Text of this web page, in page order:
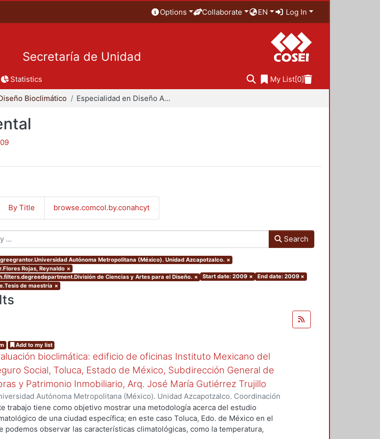
Options Collaborate EN Log In
Secretaría de Unidad
Statistics My List[0]
Bioclimático Especialidad en Diseño Ambiental
By Title browse.comcol.by.conahcyt
Search
Autónoma Metropolitana (México). Unidad Azcapotzalco. ×
Rojas, Reynaldo ×
de Ciencias y Artes para el Diseño. × Start date: 2009 × End date: 2009 ×
de maestría ×
Add to my list
bioclimática: edificio de oficinas Instituto Mexicano del
Social, Toluca, Estado de México, Subdirección General de
y Patrimonio Inmobiliario, Arq. José María Gutiérrez Trujillo
Autónoma Metropolitana (México). Unidad Azcapotzalco. Coordinación
de Información.,2009)Flores Rojas, Reynaldo
trabajo tiene como objetivo mostrar una metodología acerca del estudio
de una ciudad específica; en este caso Toluca, Edo. de México en el
podemos observar las características climatológicas, como la temperatura,